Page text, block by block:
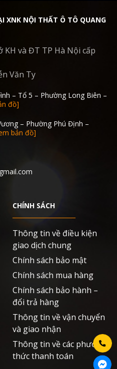
XNK NỘI THẤT Ô TÔ QUANG
KH và ĐT TP Hà Nội cấp
Văn Ty
– Tổ 5 – Phường Long Biên –
đồ]
– Phường Phú Định –
bản đồ]
CHÍNH SÁCH
Thông tin về điều kiện
giao dịch chung
Chính sách bảo mật
Chính sách mua hàng
Chính sách bảo hành –
đổi trả hàng
Thông tin về vận chuyển
và giao nhận
Thông tin về các phương
thức thanh toán